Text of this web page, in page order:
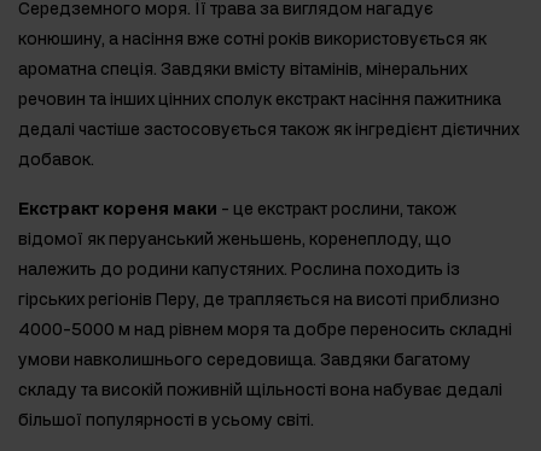
Середземного моря. Її трава за виглядом нагадує
конюшину, а насіння вже сотні років використовується як
ароматна спеція. Завдяки вмісту вітамінів, мінеральних
речовин та інших цінних сполук екстракт насіння пажитника
дедалі частіше застосовується також як інгредієнт дієтичних
добавок.
Екстракт кореня маки - це екстракт рослини, також
відомої як перуанський женьшень, коренеплоду, що
належить до родини капустяних. Рослина походить із
гірських регіонів Перу, де трапляється на висоті приблизно
4000-5000 м над рівнем моря та добре переносить складні
умови навколишнього середовища. Завдяки багатому
складу та високій поживній щільності вона набуває дедалі
більшої популярності в усьому світі.